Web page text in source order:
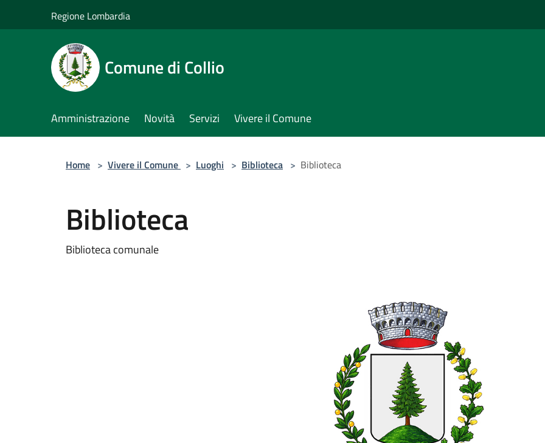
Regione Lombardia
Comune di Collio
Amministrazione Novità Servizi Vivere il Comune
Home > Vivere il Comune > Luoghi > Biblioteca > Biblioteca
Biblioteca
Biblioteca comunale